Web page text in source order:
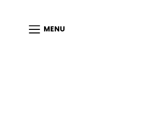
MENU